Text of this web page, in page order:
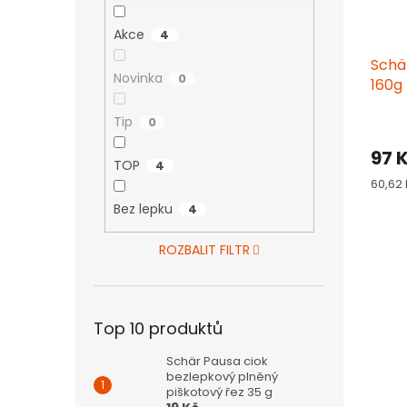
Akce 4
Novinka 0
Tip 0
TOP 4
Bez lepku 4
ROZBALIT FILTR
Top 10 produktů
Schär Pausa ciok
bezlepkový plněný
piškotový řez 35 g
160g
97
Měrná
60,62